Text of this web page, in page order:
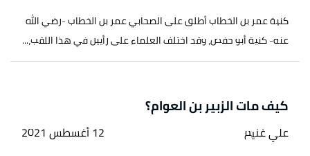
كنية عمر بن الخطاب أطلق على الصحابي عمر بن الخطاب -رضي الله
عنه- كنية أبو حفص، وقد اختلف العلماء على رأيين في هذا اللقب،...
كيف مات الزبير بن العوام؟
علي غنيم 12 أغسطس 2021